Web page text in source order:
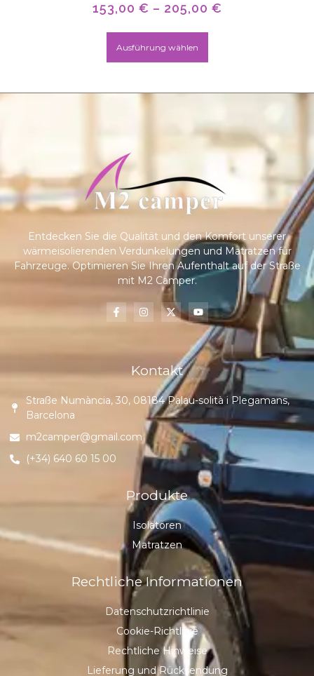
153,00 € – 205,00 €
Ausführung wählen
Entdecken Sie die Qualität und den Komfort unserer
wärmeisolierenden Verdunkelungen und Matratzen für
Fahrzeuge. Optimieren Sie Ihren Aufenthalt auf der Straße
mit M2 Camper.
Kontakt
Straße Numància, 30, 08184 Palau-solità i Plegamans,
Barcelona
m2camper@gmail.com
(+34) 640 60 15 00
Produkte
Isolatoren
Matratzen
Rechtliche Informationen
Datenschutzrichtlinie
Cookie-Richtlinie
Rechtliche Hinweise
Lieferung und Rücksendung